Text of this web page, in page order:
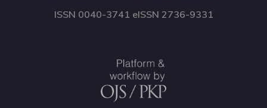
ISSN 0040-3741 eISSN 2736-9331